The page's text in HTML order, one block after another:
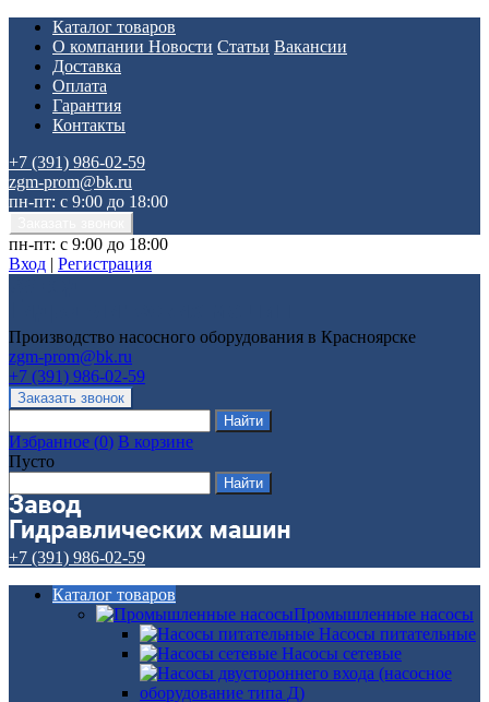
Каталог товаров
О компании Новости Статьи Вакансии
Доставка
Оплата
Гарантия
Контакты
+7 (391) 986-02-59
zgm-prom@bk.ru
пн-пт: с 9:00 до 18:00
пн-пт: с 9:00 до 18:00
Вход | Регистрация
Производство насосного оборудования в Красноярске
zgm-prom@bk.ru
+7 (391) 986-02-59
Избранное (0) В корзине
Пусто
+7 (391) 986-02-59
Каталог товаров
Промышленные насосы
Насосы питательные
Насосы сетевые